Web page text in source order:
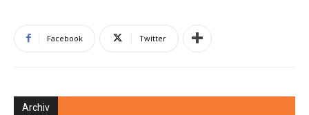
Facebook Twitter
Archiv